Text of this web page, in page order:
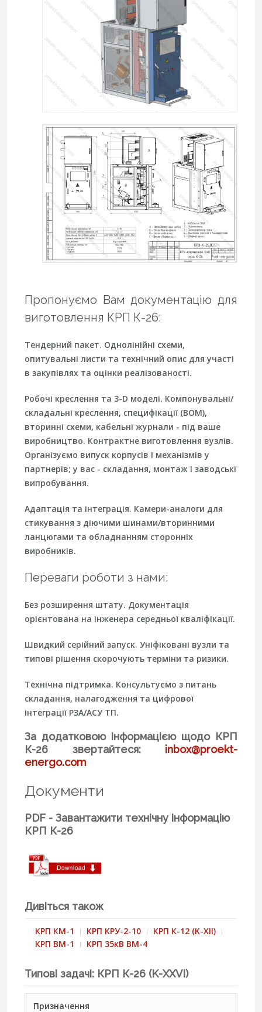
Пропонуємо Вам документацію для
виготовлення КРП К-26:
Тендерний пакет. Однолінійні схеми,
опитувальні листи та технічний опис для участі
в закупівлях та оцінки реалізованості.
Робочі креслення та 3-D моделі. Компонувальні/
складальні креслення, специфікації (BOM),
вторинні схеми, кабельні журнали - під ваше
виробництво. Контрактне виготовлення вузлів.
Організуємо випуск корпусів і механізмів у
партнерів; у вас - складання, монтаж і заводські
випробування.
Адаптація та інтеграція. Камери-аналоги для
стикування з діючими шинами/вторинними
ланцюгами та обладнанням сторонніх
виробників.
Переваги роботи з нами:
Без розширення штату. Документація
орієнтована на інженера середньої кваліфікації.
Швидкий серійний запуск. Уніфіковані вузли та
типові рішення скорочують терміни та ризики.
Технічна підтримка. Консультуємо з питань
складання, налагодження та цифрової
інтеграції РЗА/АСУ ТП.
За додатковою інформацією щодо КРП
К-26 звертайтеся: inbox@proekt-
energo.com
Документи
PDF - Завантажити технічну інформацію
КРП К-26
Дивіться також
КРП КМ-1 КРП КРУ-2-10
КРП К-12 (K-XII)
КРП ВМ-1
КРП 35кВ ВМ-4
Типові задачі: КРП К-26 (K-XXVI)
Призначення